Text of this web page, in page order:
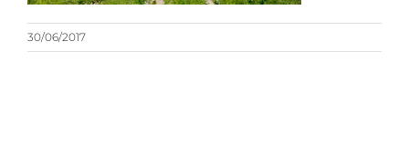
30/06/2017